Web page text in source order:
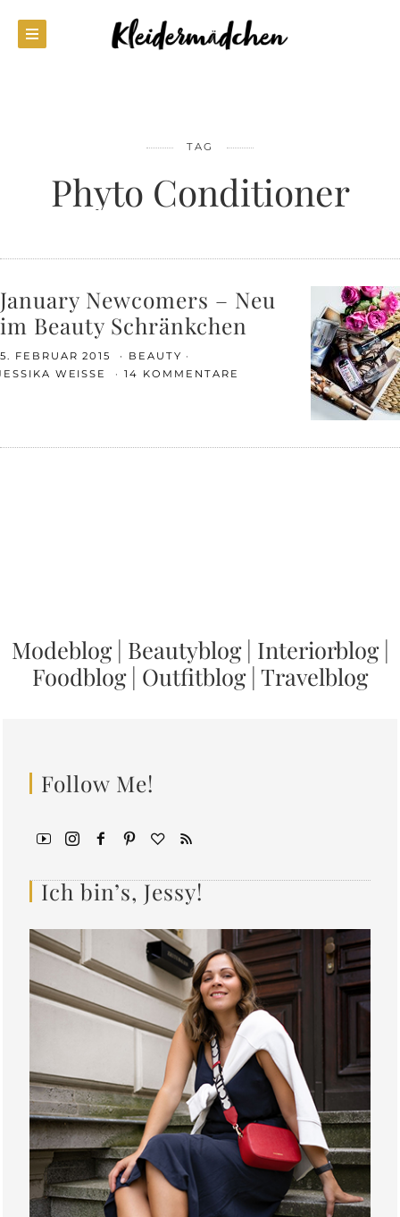
TAG
Phyto Conditioner
January Newcomers – Neu
im Beauty Schränkchen
5. FEBRUAR 2015
BEAUTY
WEISSE
14 KOMMENTARE
Modeblog| Beautyblog| Interiorblog|
Foodblog| Outfitblog| Travelblog
Follow Me!
Ich bin’s, Jessy!